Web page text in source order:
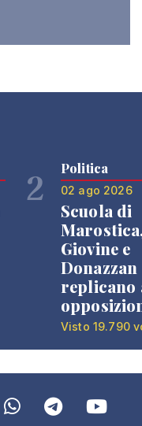
2 Politica
02 ago 2026
Scuola di
Giovine e
Donazzan
replicano
Visto 19.790